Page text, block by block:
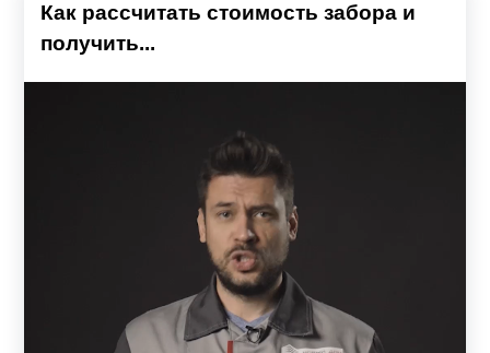
Как рассчитать стоимость забора и
получить...